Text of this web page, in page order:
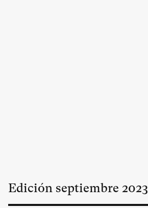
Edición septiembre 2023